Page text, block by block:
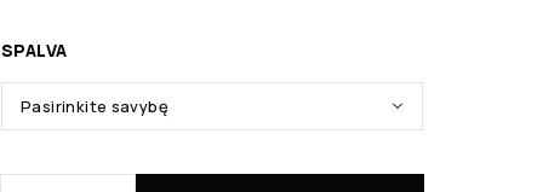
SPALVA